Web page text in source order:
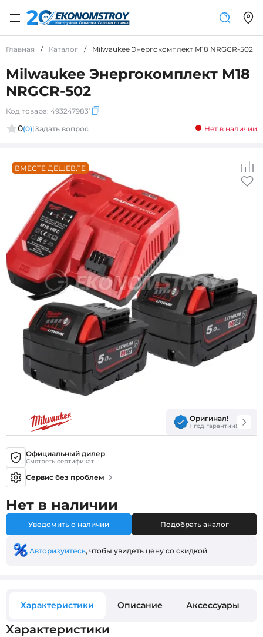
Главная / Каталог / Milwaukee Энергокомплект M18 NRGCR-502
Milwaukee Энергокомплект M18
NRGCR-502
Код товара: 4932479831
0(0)|Задать вопрос Нет в наличии
ВМЕСТЕ ДЕШЕВЛЕ
Оригинал!
1 год гарантии!
Официальный дилер
Смотреть сертификат
Сервис без проблем
Нет в наличии
Уведомить о наличии Подобрать аналог
Авторизуйтесь, чтобы увидеть цену со скидкой
Характеристики Описание Аксессуары
Характеристики